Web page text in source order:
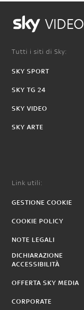
VIDEO
Tutti i siti di Sky:
SKY SPORT
SKY TG 24
SKY VIDEO
SKY ARTE
Link utili:
GESTIONE COOKIE
COOKIE POLICY
NOTE LEGALI
DICHIARAZIONE
ACCESSIBILITÀ
OFFERTA SKY MEDIA
CORPORATE